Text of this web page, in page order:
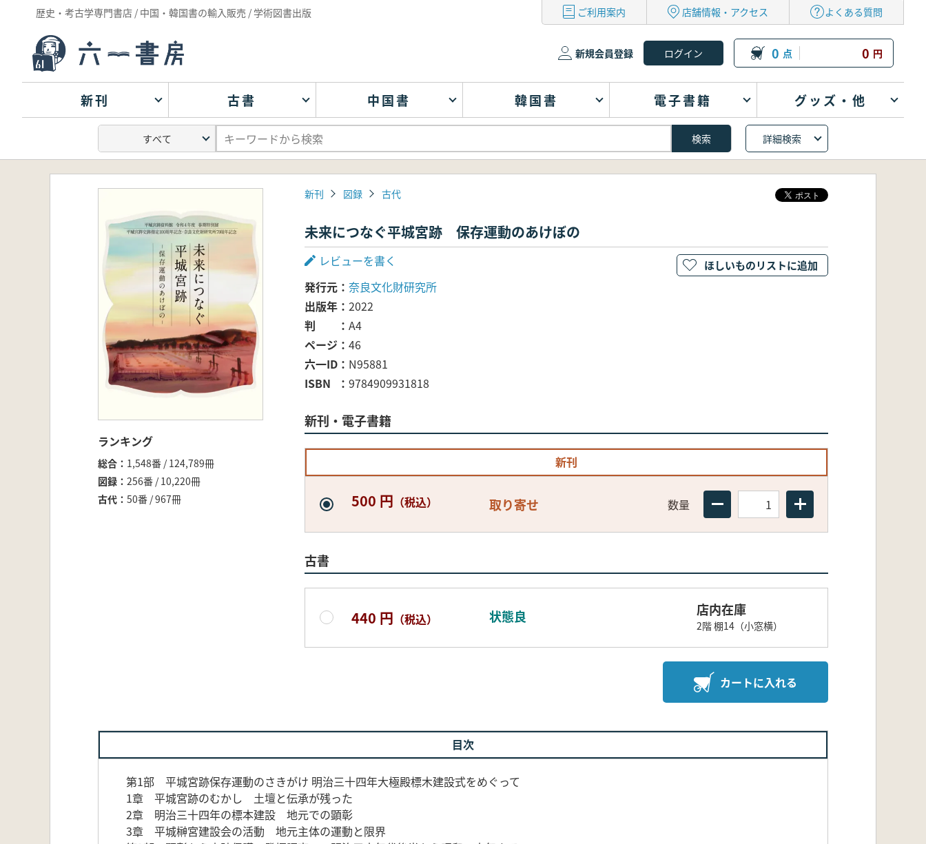
歴史・考古学専門書店 / 中国・韓国書の輸入販売 / 学術図書出版 ご利用案内 店舗情報・アクセス よくある質問
新規会員登録 0 点 0 円
新刊 古書 中国書 韓国書 電子書籍 グッズ・他
詳細検索
ランキング
総合
1,548番 / 124,789冊
図録
256番 / 10,220冊
古代
50番 / 967冊
新刊 図録 古代
未来につなぐ平城宮跡 保存運動のあけぼの
レビューを書く
発行元
奈良文化財研究所
出版年
2022
判
A4
ページ
46
六一ID
N95881
ISBN
9784909931818
新刊・電子書籍
新刊
500 円 （税込） 取り寄せ 数量
古書
440 円 （税込） 状態良 店内在庫
2階 棚14（小窓横）
カートに入れる
ほしいものリストに追加
目次
第1部 平城宮跡保存運動のさきがけ 明治三十四年大極殿標木建設式をめぐって
1章 平城宮跡のむかし 土壇と伝承が残った
2章 明治三十四年の標本建設 地元での顕彰
3章 平城榊宮建設会の活動 地元主体の運動と限界